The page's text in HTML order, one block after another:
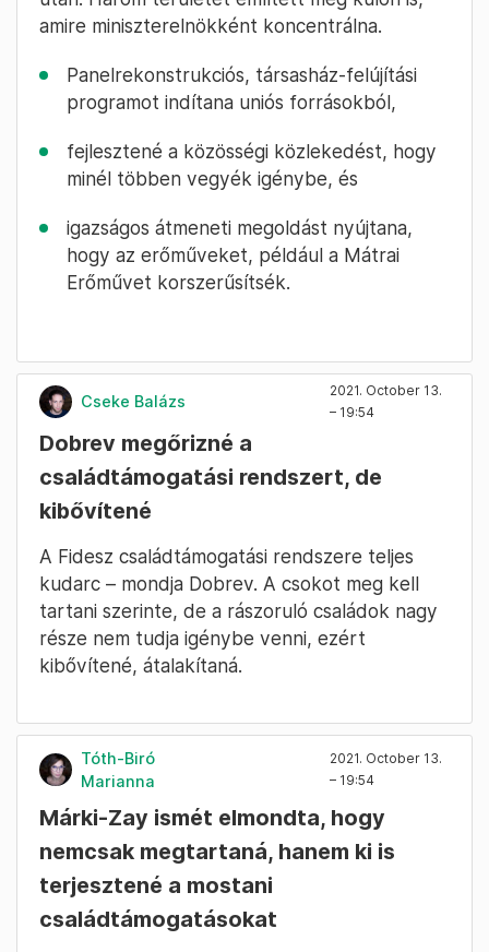
amire miniszterelnökként koncentrálna.
Panelrekonstrukciós, társasház-felújítási
programot indítana uniós forrásokból,
fejlesztené a közösségi közlekedést, hogy
minél többen vegyék igénybe, és
igazságos átmeneti megoldást nyújtana,
hogy az erőműveket, például a Mátrai
Erőművet korszerűsítsék.
Cseke Balázs
2021. October 13.
– 19:54
Dobrev megőrizné a
családtámogatási rendszert, de
kibővítené
A Fidesz családtámogatási rendszere teljes
kudarc – mondja Dobrev. A csokot meg kell
tartani szerinte, de a rászoruló családok nagy
része nem tudja igénybe venni, ezért
kibővítené, átalakítaná.
Tóth-Biró
Marianna
2021. October 13.
– 19:54
Márki-Zay ismét elmondta, hogy
nemcsak megtartaná, hanem ki is
terjesztené a mostani
családtámogatásokat